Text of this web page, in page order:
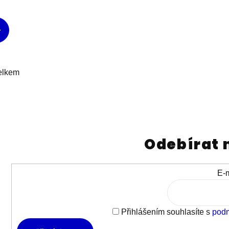
Odebírat
E-
Přihlášením souhlasíte s